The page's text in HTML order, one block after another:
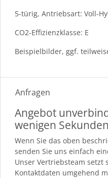
5-türig, Antriebsart: Voll-
CO2-Effizienzklasse: E
Beispielbilder, ggf.
Anfragen
Angebot
wenigen
Wenn Sie das oben
senden Sie uns einfach
Unser Vertriebsteam setzt
Kontaktdaten umgehend